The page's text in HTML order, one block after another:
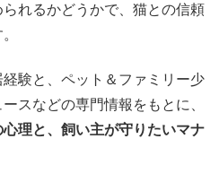
れるかどうかで、猫との信頼
験と、ペット＆ファミリー少
スなどの専門情報をもとに、
理と、飼い主が守りたいマナ